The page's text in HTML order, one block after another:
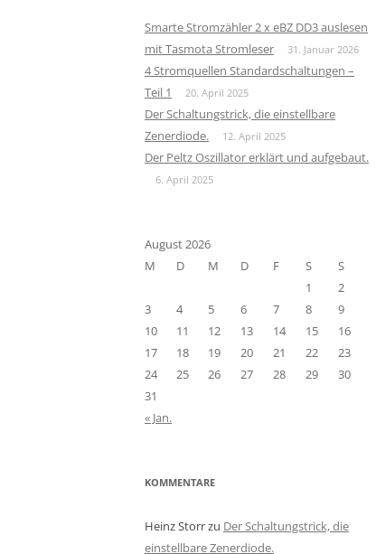
Smarte Stromzähler 2 x eBZ DD3 auslesen
mit Tasmota Stromleser
31. Januar 2026
4 Stromquellen Standardschaltungen –
Teil 1
20. April 2025
Der Schaltungstrick, die einstellbare
Zenerdiode.
12. April 2025
Der Peltz Oszillator erklärt und aufgebaut.
6. April 2025
August 2026
M
D M D F S
S
1
2
3
4 5 6 7 8
9
10
11 12 13 14 15
16
17
18 19 20 21 22
23
24
25 26 27 28 29
30
31
« Jan.
KOMMENTARE
Heinz Storrzu Der Schaltungstrick, die
einstellbare Zenerdiode.